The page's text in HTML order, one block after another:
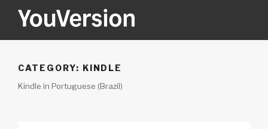
YOUVERSION
CATEGORY: KINDLE
Kindle in Portuguese (Brazil)